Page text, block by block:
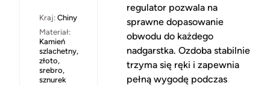
Kraj: Chiny
Materiał:
Kamień
szlachetny,
złoto,
srebro,
sznurek
regulator pozwala na
sprawne dopasowanie
obwodu do każdego
nadgarstka. Ozdoba stabilnie
trzyma się ręki i zapewnia
pełną wygodę podczas